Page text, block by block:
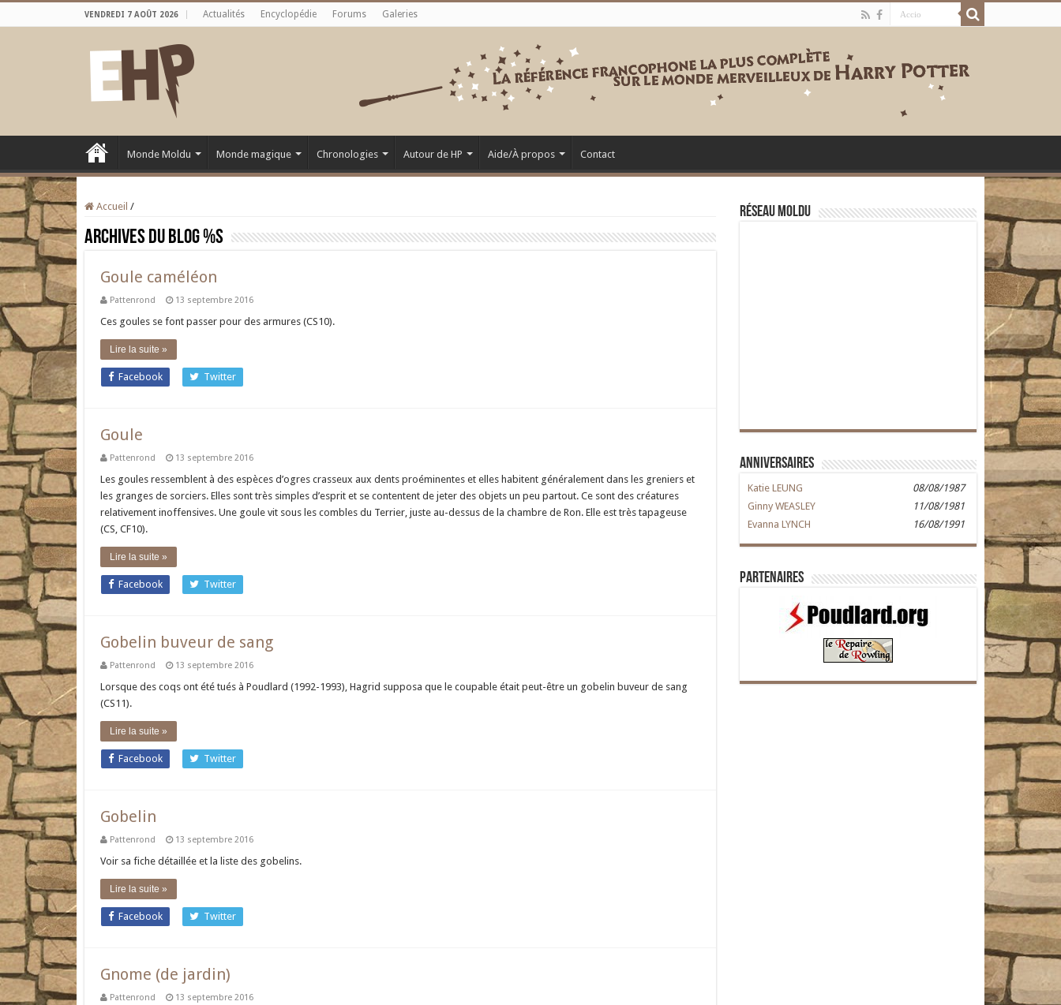
VENDREDI 7 AOÛT 2026 Actualités Encyclopédie Forums Galeries
Monde Moldu Monde magique Chronologies Autour de HP Aide/À propos Contact
Accueil /
Archives du blog%s
Goule caméléon
Pattenrond 13 septembre 2016
Ces goules se font passer pour des armures (CS10).
Lire la suite »
Facebook Twitter
Goule
Pattenrond 13 septembre 2016
Les goules ressemblent à des espèces d’ogres crasseux aux dents proéminentes et elles habitent généralement dans les greniers et
les granges de sorciers. Elles sont très simples d’esprit et se contentent de jeter des objets un peu partout. Ce sont des créatures
relativement inoffensives. Une goule vit sous les combles du Terrier, juste au-dessus de la chambre de Ron. Elle est très tapageuse
(CS, CF10).
Lire la suite »
Facebook Twitter
Gobelin buveur de sang
Pattenrond 13 septembre 2016
Lorsque des coqs ont été tués à Poudlard (1992-1993), Hagrid supposa que le coupable était peut-être un gobelin buveur de sang
(CS11).
Lire la suite »
Facebook Twitter
Gobelin
Pattenrond 13 septembre 2016
Voir sa fiche détaillée et la liste des gobelins.
Lire la suite »
Facebook Twitter
Gnome (de jardin)
Pattenrond 13 septembre 2016
Réseau moldu
Anniversaires
Katie LEUNG
08/08/1987
Ginny WEASLEY
11/08/1981
Evanna LYNCH
16/08/1991
Partenaires